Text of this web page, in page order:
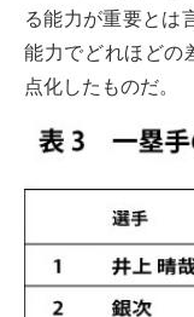
る能力が重要とは
能力でどれほどの
点化したものだ。